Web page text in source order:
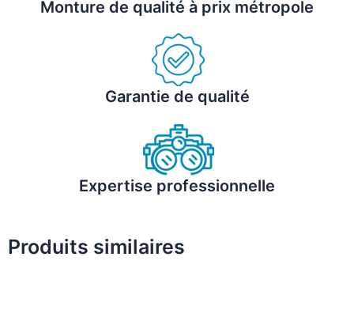
Monture de qualité à prix métropole
Garantie de qualité
Expertise professionnelle
Produits similaires